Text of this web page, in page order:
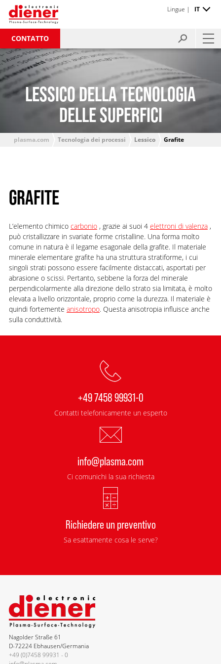
CONTATTO
Lingue | IT
LESSICO DELLA TECNOLOGIA
DELLE SUPERFICI
plasma.com Tecnologia dei processi Lessico Grafite
GRAFITE
L’elemento chimico carbonio, grazie ai suoi 4 elettroni di valenza,
può cristallizzare in svariate forme cristalline. Una forma molto
comune in natura è il legame esagonale della grafite. Il materiale
minerale elementare grafite ha una struttura stratiforme, i cui
singoli strati possono essere facilmente distaccati, asportati per
abrasione o scissi. Pertanto, sebbene la forza del minerale
perpendicolarmente alla direzione dello strato sia limitata, è molto
elevata a livello orizzontale, proprio come la durezza. Il materiale è
quindi fortemente anisotropo. Questa anisotropia influisce anche
sulla conduttività.
+49 7458 99931-0
Contatti telefonicamente un esperto
info@plasma.com
Ci comunichi la sua richiesta
Richiedere un preventivo
Sa esattamente cosa le serve?
Nagolder Straße 61
D-72224 Ebhausen/Germania
+49 (0)7458 99931 - 0